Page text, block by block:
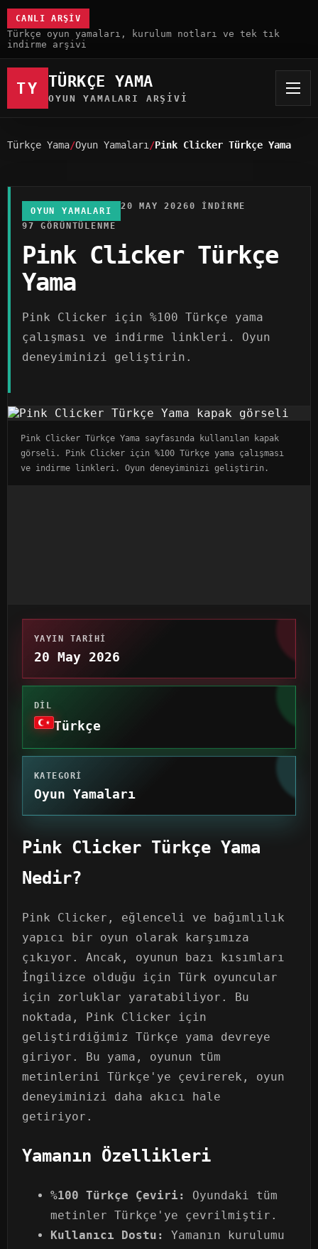
CANLI ARŞIV
Türkçe oyun yamaları, kurulum notları ve tek tık
indirme arşivi
TY TÜRKÇE YAMA
OYUN YAMALARI ARŞIVI
Türkçe Yama Oyun Yamaları Pink Clicker Türkçe Yama
OYUN YAMALARI 20 MAY 20260 INDIRME
97 GÖRÜNTÜLENME
Pink Clicker Türkçe
Yama
Pink Clicker için %100 Türkçe yama
çalışması ve indirme linkleri. Oyun
deneyiminizi geliştirin.
Pink Clicker Türkçe Yama sayfasında kullanılan kapak
görseli. Pink Clicker için %100 Türkçe yama çalışması
ve indirme linkleri. Oyun deneyiminizi geliştirin.
YAYIN TARIHI
20 May 2026
DIL
Türkçe
KATEGORI
Oyun Yamaları
Pink Clicker Türkçe Yama
Nedir?
Pink Clicker, eğlenceli ve bağımlılık
yapıcı bir oyun olarak karşımıza
çıkıyor. Ancak, oyunun bazı kısımları
İngilizce olduğu için Türk oyuncular
için zorluklar yaratabiliyor. Bu
noktada, Pink Clicker için
geliştirdiğimiz Türkçe yama devreye
giriyor. Bu yama, oyunun tüm
metinlerini Türkçe'ye çevirerek, oyun
deneyiminizi daha akıcı hale
getiriyor.
Yamanın Özellikleri
%100 Türkçe Çeviri:
Oyundaki tüm
metinler Türkçe'ye çevrilmiştir.
Kullanıcı Dostu:
Yamanın kurulumu